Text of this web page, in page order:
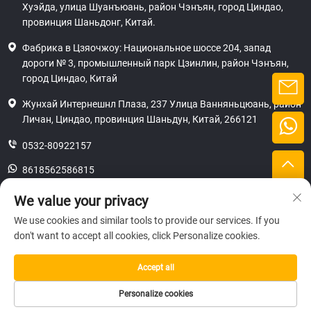
Хуэйда, улица Шуанъюань, район Чэнъян, город Циндао,
провинция Шаньдонг, Китай.
Фабрика в Цзяочжоу: Национальное шоссе 204, запад
дороги № 3, промышленный парк Цзинлин, район Чэнъян,
город Циндао, Китай
Жунхай Интернешнл Плаза, 237 Улица Ванняньцюань, район
Личан, Циндао, провинция Шаньдун, Китай, 266121
0532-80922157
8618562586815
[email protected]
конфиденциальность
We value your privacy
We use cookies and similar tools to provide our services. If you
don't want to accept all cookies, click Personalize cookies.
Personalize cookies
Accept all